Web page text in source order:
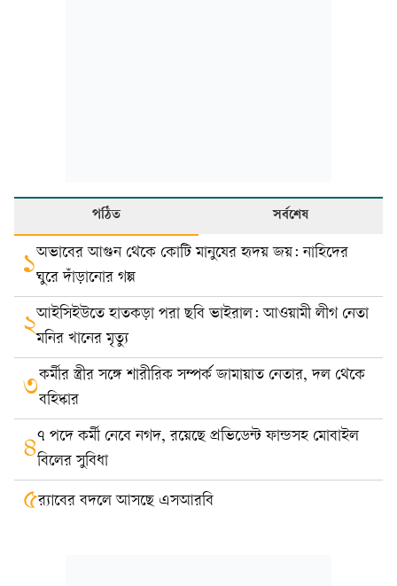
পঠিত সর্বশেষ
১অভাবের আগুন থেকে কোটি মানুষের হৃদয় জয়: নাহিদের
ঘুরে দাঁড়ানোর গল্প
২আইসিইউতে হাতকড়া পরা ছবি ভাইরাল: আওয়ামী লীগ নেতা
মনির খানের মৃত্যু
৩কর্মীর স্ত্রীর সঙ্গে শারীরিক সম্পর্ক জামায়াত নেতার, দল থেকে
বহিষ্কার
৪৭ পদে কর্মী নেবে নগদ, রয়েছে প্রভিডেন্ট ফান্ডসহ মোবাইল
বিলের সুবিধা
৫র‍্যাবের বদলে আসছে এসআরবি